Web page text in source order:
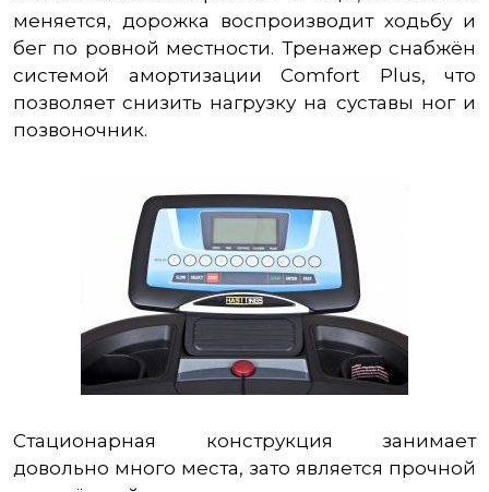
меняется, дорожка воспроизводит ходьбу и
бег по ровной местности. Тренажер снабжён
системой амортизации Comfort Plus, что
позволяет снизить нагрузку на суставы ног и
позвоночник.
Стационарная конструкция занимает
довольно много места, зато является прочной